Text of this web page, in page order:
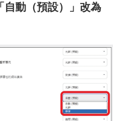
自動（預設）」改為